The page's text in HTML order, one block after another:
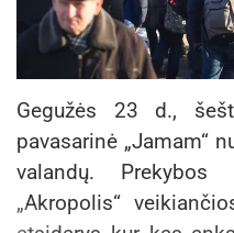
Gegužės 23 d.,
pavasarinė „Jamam“
valandų.
„Akropolis“